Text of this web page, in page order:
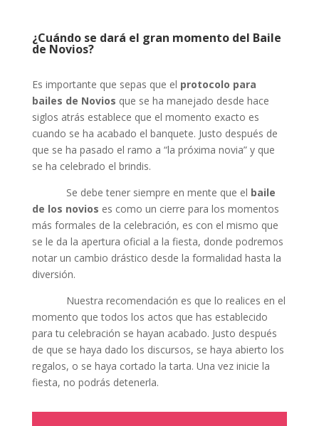
¿Cuándo se dará el gran momento del Baile
de Novios?
Es importante que sepas que el protocolo para
bailes de Novios que se ha manejado desde hace
siglos atrás establece que el momento exacto es
cuando se ha acabado el banquete. Justo después de
que se ha pasado el ramo a “la próxima novia” y que
se ha celebrado el brindis.
Se debe tener siempre en mente que el baile
de los novios es como un cierre para los momentos
más formales de la celebración, es con el mismo que
se le da la apertura oficial a la fiesta, donde podremos
notar un cambio drástico desde la formalidad hasta la
diversión.
Nuestra recomendación es que lo realices en el
momento que todos los actos que has establecido
para tu celebración se hayan acabado. Justo después
de que se haya dado los discursos, se haya abierto los
regalos, o se haya cortado la tarta. Una vez inicie la
fiesta, no podrás detenerla.